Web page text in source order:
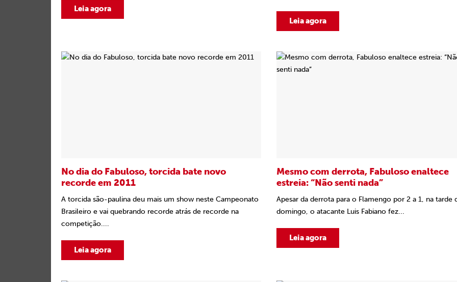
Leia agora
Leia agora
No dia do Fabuloso, torcida bate novo
recorde em 2011
A torcida são-paulina deu mais um show neste Campeonato
Brasileiro e vai quebrando recorde atrás de recorde na
competição....
Leia agora
Mesmo com derrota, Fabuloso enaltece
estreia: “Não senti nada”
Apesar da derrota para o Flamengo por 2 a 1, na tarde
domingo, o atacante Luis Fabiano fez...
Leia agora